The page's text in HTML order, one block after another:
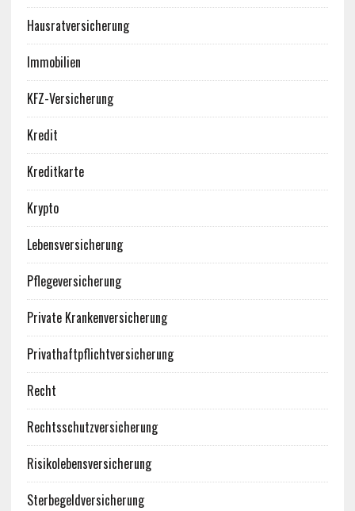
Hausratversicherung
Immobilien
KFZ-Versicherung
Kredit
Kreditkarte
Krypto
Lebensversicherung
Pflegeversicherung
Private Krankenversicherung
Privathaftpflichtversicherung
Recht
Rechtsschutzversicherung
Risikolebensversicherung
Sterbegeldversicherung